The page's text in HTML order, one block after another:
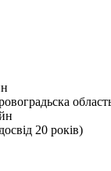
20 років)